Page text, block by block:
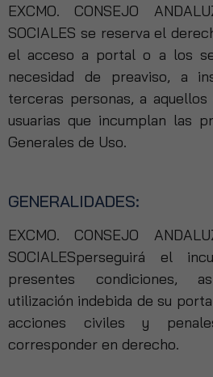
EXCMO. CONSEJO
SOCIALES se reserva el
el acceso a portal o a los
necesidad de preaviso, a
terceras personas, a
usuarias que incumplan las
Generales de Uso.
GENERALIDADES:
EXCMO. CONSEJO
SOCIALESperseguirá el
presentes condiciones,
utilización indebida de su
acciones civiles y
corresponder en derecho.